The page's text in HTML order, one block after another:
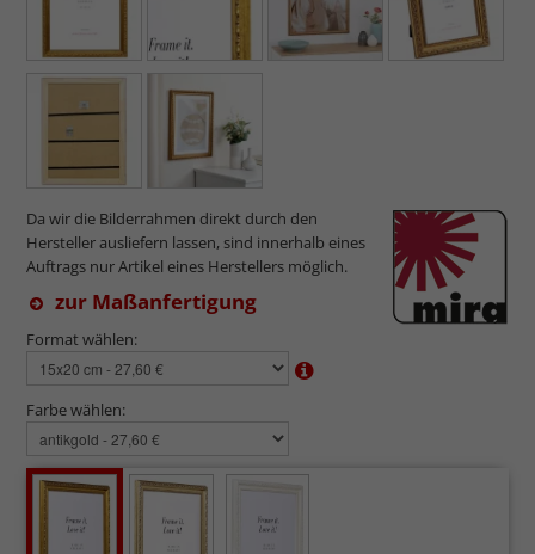
Da wir die Bilderrahmen direkt durch den
Hersteller ausliefern lassen, sind innerhalb eines
Auftrags nur Artikel eines Herstellers möglich.
zur Maßanfertigung
Format wählen:
Farbe wählen: